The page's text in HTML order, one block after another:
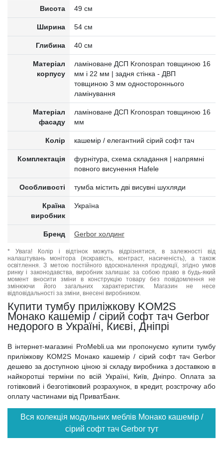
Висота 49 см
Ширина 54 см
Глибина 40 см
Матеріал
корпусу
ламіноване ДСП Kronospan товщиною 16
мм і 22 мм | задня стінка - ДВП
товщиною 3 мм одностороннього
ламінування
Матеріал
фасаду
ламіноване ДСП Kronospan товщиною 16
мм
Колір кашемір / елегантний сірий софт тач
Комплектація
фурнітура, схема складання | напрямні
повного висунення Hafele
Особливості тумба містить дві висувні шухляди
Країна
виробник
Україна
Бренд Gerbor холдинг
* Увага! Колір і відтінок можуть відрізнятися, в залежності від
налаштувань монітора (яскравість, контраст, насиченість), а також
освітлення. З метою постійного вдосконалення продукції, згідно умов
ринку і законодавства, виробник залишає за собою право в будь-який
момент вносити зміни в конструкцію товару без повідомлення не
змінюючи його загальних характеристик. Магазин не несе
відповідальності за зміни, внесені виробником.
Купити тумбу приліжкову KOM2S
Монако кашемір / сірий софт тач Gerbor
недорого в Україні, Києві, Дніпрі
В інтернет-магазині ProMebli.ua ми пропонуємо купити тумбу
приліжкову KOM2S Монако кашемір / сірий софт тач Gerbor
дешево за доступною ціною зі складу виробника з доставкою в
найкоротші терміни по всій Україні, Київ, Дніпро. Оплата за
готівковий і безготівковий розрахунок, в кредит, розстрочку або
оплату частинами від ПриватБанк.
Вся колекція модульних меблів Монако кашемір /
сірий софт тач Gerbor тут